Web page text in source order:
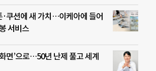
·쿠션에 새 가치…이케아에 들어
서비스
면’으로…50년 난제 풀고 세계